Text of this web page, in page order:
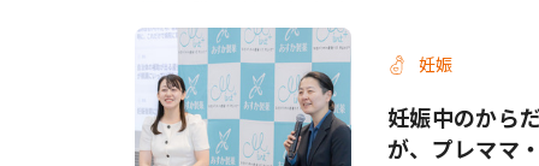
妊娠
妊娠中のから
が、プレママ